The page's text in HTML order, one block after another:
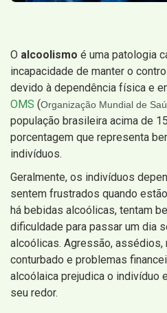
O alcoolismo é uma patologia
incapacidade de manter o
devido à dependência física e
OMS (Organização Mundial de
população brasileira acima de
porcentagem que representa
indivíduos.
Geralmente, os indivíduos
sentem frustrados quando
há bebidas alcoólicas, tentam
dificuldade para passar um dia
alcoólicas. Agressão,
conturbado e problemas
alcoólaica prejudica o indivíduo
seu redor.